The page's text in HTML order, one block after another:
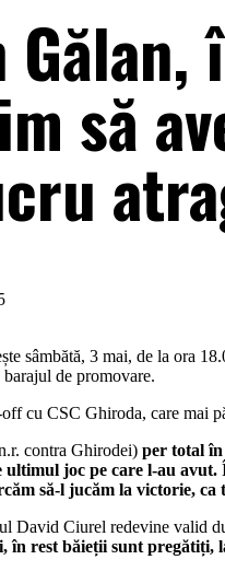
să
sâmbătă, 3 mai, de la ora
de promovare.
cu CSC Ghiroda, care mai
contra Ghirodei) per total
ultimul joc pe care l-au
să-l jucăm la victorie,
David Ciurel redevine valid
în rest băieții sunt pregătiți,